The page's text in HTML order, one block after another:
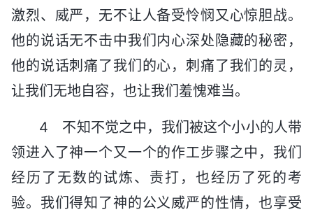
激烈、威严，无不让人备受怜悯又心惊胆战。
他的说话无不击中我们内心深处隐藏的秘密，
他的说话刺痛了我们的心，刺痛了我们的灵，
让我们无地自容，也让我们羞愧难当。
4 不知不觉之中，我们被这个小小的人带
领进入了神一个又一个的作工步骤之中，我们
经历了无数的试炼、责打，也经历了死的考
验。我们得知了神的公义威严的性情，也享受